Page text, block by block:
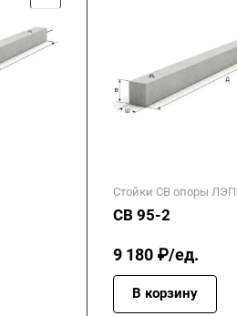
Стойки СВ опоры ЛЭП
СВ 95-2
9 180 ₽/ед.
В корзину